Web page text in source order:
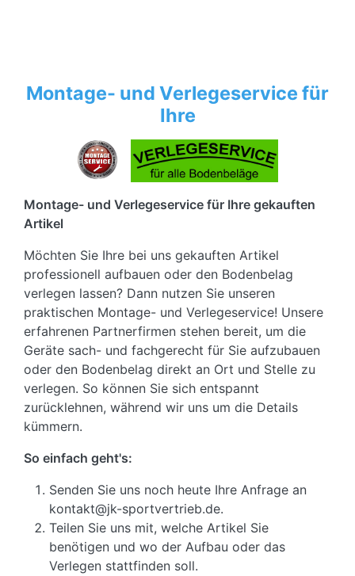
Montage- und Verlegeservice für
Ihre
Montage- und Verlegeservice für Ihre gekauften
Artikel
Möchten Sie Ihre bei uns gekauften Artikel
professionell aufbauen oder den Bodenbelag
verlegen lassen? Dann nutzen Sie unseren
praktischen Montage- und Verlegeservice! Unsere
erfahrenen Partnerfirmen stehen bereit, um die
Geräte sach- und fachgerecht für Sie aufzubauen
oder den Bodenbelag direkt an Ort und Stelle zu
verlegen. So können Sie sich entspannt
zurücklehnen, während wir uns um die Details
kümmern.
So einfach geht's:
Senden Sie uns noch heute Ihre Anfrage an
kontakt@jk-sportvertrieb.de.
Teilen Sie uns mit, welche Artikel Sie
benötigen und wo der Aufbau oder das
Verlegen stattfinden soll.